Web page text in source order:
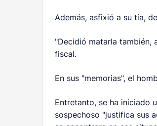
Además, asfixió a su tía,
"Decidió matarla también,
fiscal.
En sus "memorias", el
Entretanto, se ha iniciado
sospechoso "justifica sus